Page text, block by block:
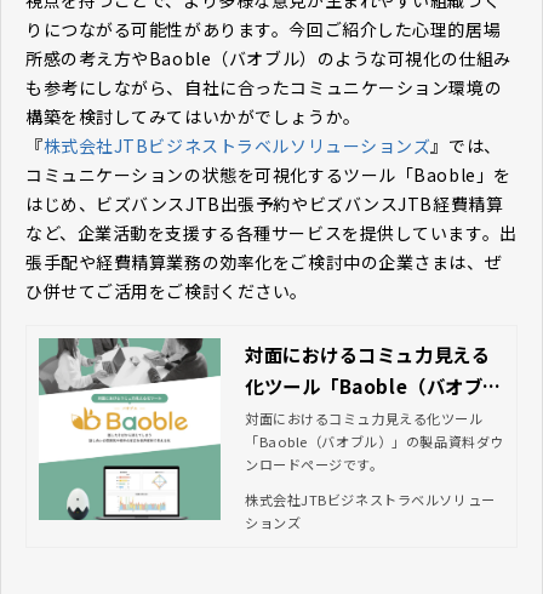
りにつながる可能性があります。今回ご紹介した心理的居場
所感の考え方やBaoble（バオブル）のような可視化の仕組み
も参考にしながら、自社に合ったコミュニケーション環境の
構築を検討してみてはいかがでしょうか。
『株式会社JTBビジネストラベルソリューションズ』では、
コミュニケーションの状態を可視化するツール「Baoble」を
はじめ、ビズバンスJTB出張予約やビズバンスJTB経費精算
など、企業活動を支援する各種サービスを提供しています。出
張手配や経費精算業務の効率化をご検討中の企業さまは、ぜ
ひ併せてご活用をご検討ください。
対面におけるコミュ力見える
化ツール「Baoble（バオブ
ル）」資料ダウンロード｜JT
Bビジネストラベルソリューシ
対面におけるコミュ力見える化ツール
「Baoble（バオブル）」の製品資料ダウ
ンロードページです。
株式会社JTBビジネストラベルソリュー
ションズ